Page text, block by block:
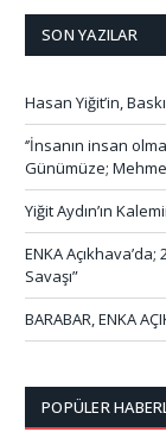
SON YAZILAR
Hasan Yiğit’in,
‘’İnsanın insan
Günümüze;
Yiğit Aydın’ın
ENKA
Savaşı”
BARABAR, ENKA
POPÜLER